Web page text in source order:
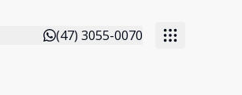
(47) 3055-0070